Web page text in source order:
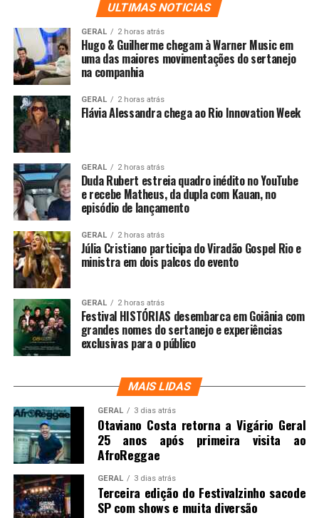
ULTIMAS NOTICIAS
GERAL 2 horas atrás
Hugo & Guilherme chegam à Warner Music em
uma das maiores movimentações do sertanejo
na companhia
GERAL 2 horas atrás
Flávia Alessandra chega ao Rio Innovation Week
GERAL 2 horas atrás
Duda Rubert estreia quadro inédito no YouTube
e recebe Matheus, da dupla com Kauan, no
episódio de lançamento
GERAL 2 horas atrás
Júlia Cristiano participa do Viradão Gospel Rio e
ministra em dois palcos do evento
GERAL 2 horas atrás
Festival HISTÓRIAS desembarca em Goiânia com
grandes nomes do sertanejo e experiências
exclusivas para o público
MAIS LIDAS
GERAL 3 dias atrás
Otaviano Costa retorna a Vigário Geral
25 anos após primeira visita ao
AfroReggae
GERAL 3 dias atrás
Terceira edição do Festivalzinho sacode
SP com shows e muita diversão